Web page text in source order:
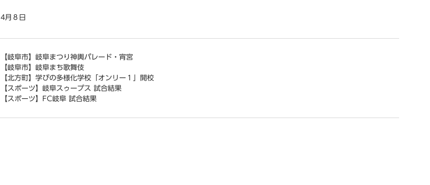
4月８日
【岐阜市】岐阜まつり神輿パレード・宵宮
【岐阜市】岐阜まち歌舞伎
【北方町】学びの多様化学校「オンリー１」開校
【スポーツ】岐阜スゥープス 試合結果
【スポーツ】FC岐阜 試合結果